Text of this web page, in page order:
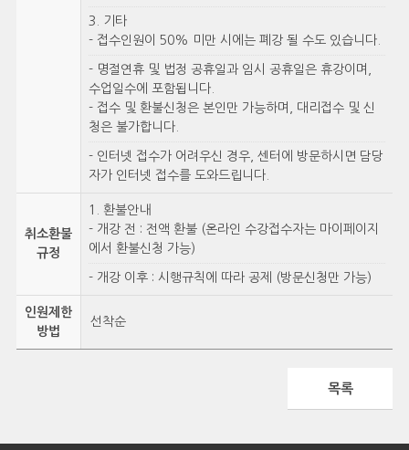
3. 기타
- 접수인원이 50% 미만 시에는 폐강 될 수도 있습니다.
- 명절연휴 및 법정 공휴일과 임시 공휴일은 휴강이며,
수업일수에 포함됩니다.
- 접수 및 환불신청은 본인만 가능하며, 대리접수 및 신
청은 불가합니다.
- 인터넷 접수가 어려우신 경우, 센터에 방문하시면 담당
자가 인터넷 접수를 도와드립니다.
취소환불
규정
1. 환불안내
- 개강 전 : 전액 환불 (온라인 수강접수자는 마이페이지
에서 환불신청 가능)
- 개강 이후 : 시행규칙에 따라 공제 (방문신청만 가능)
인원제한
방법
선착순
목록